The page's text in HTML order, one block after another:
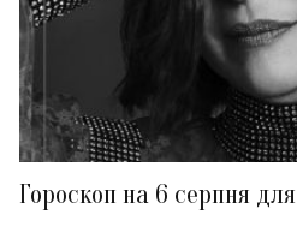
Гороскоп на 6 серпня для